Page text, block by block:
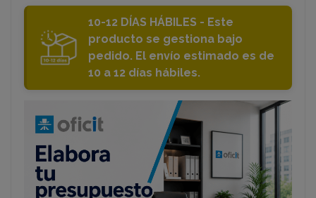
10-12 DÍAS HÁBILES - Este
producto se gestiona bajo
pedido. El envío estimado es de
10 a 12 días hábiles.